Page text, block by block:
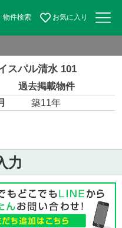
物件検索 お気に入り
スパル清水 101
過去掲載物件
築11年
力